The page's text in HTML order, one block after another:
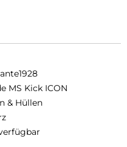
MS Kick ICON
& Hüllen